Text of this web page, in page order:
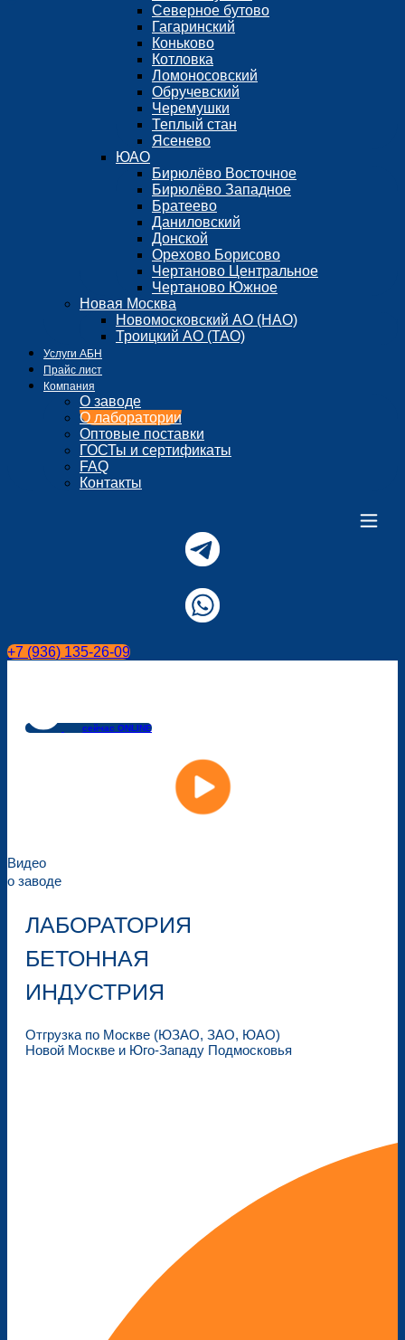
Северное бутово
Гагаринский
Коньково
Котловка
Ломоносовский
Обручевский
Черемушки
Теплый стан
Ясенево
ЮАО
Бирюлёво Восточное
Бирюлёво Западное
Братеево
Даниловский
Донской
Орехово Борисово
Чертаново Центральное
Чертаново Южное
Новая Москва
Новомосковский АО (НАО)
Троицкий АО (ТАО)
Услуги АБН
Прайс лист
Компания
О заводе
О лаборатории
Оптовые поставки
ГОСТы и сертификаты
FAQ
Контакты
+7 (936) 135-26-09
сейчас ONLINE
Видео
о заводе
ЛАБОРАТОРИЯ
БЕТОННАЯ
ИНДУСТРИЯ
Отгрузка по Москве (ЮЗАО, ЗАО, ЮАО)
Новой Москве и Юго-Западу Подмосковья